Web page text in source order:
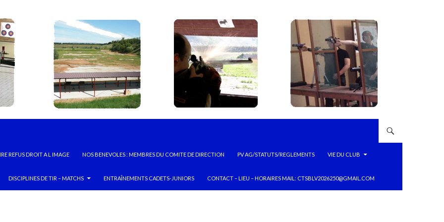
REFUS DROIT A L IMAGE NOS BENEVOLES : MEMBRES DU COMITE DE DIRECTION PV AG/STATUTS/REGLEMENTS VIE DU CLUB
DISCIPLINES DE TIR – MATCHS ENTRAÎNEMENTS CADETS-JUNIORS CONTACT – LIEU – HORAIRES MAIL: CTSBLV2026250@GMAIL.COM